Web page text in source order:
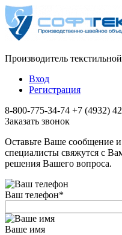
Производитель
Вход
Регистрация
8-800-775-34-74 +7 (4932)
Заказать звонок
Оставьте Ваше сообщение
специалисты свяжутся с
решения Вашего вопроса.
Ваш телефон*
Ваше имя